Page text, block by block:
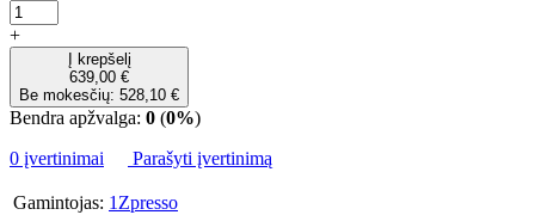
+
Į krepšelį
639,00 €
Be mokesčių: 528,10 €
Bendra apžvalga: 0 (0%)
0 įvertinimai
Parašyti įvertinimą
Gamintojas: 1Zpresso